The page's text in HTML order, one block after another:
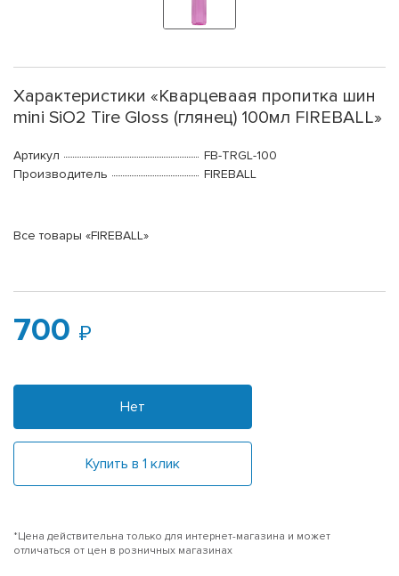
Характеристики «Кварцеваая пропитка шин
mini SiO2 Tire Gloss (глянец) 100мл FIREBALL»
Артикул
FB-TRGL-100
Производитель
FIREBALL
Все товары «FIREBALL»
700
Нет
Купить в 1 клик
*Цена действительна только для интернет-магазина и может
отличаться от цен в розничных магазинах